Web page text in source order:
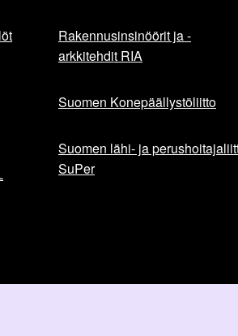
Rakennusinsinöörit ja -
arkkitehdit RIA
Suomen Konepäällystöliitto
Suomen lähi- ja
SuPer